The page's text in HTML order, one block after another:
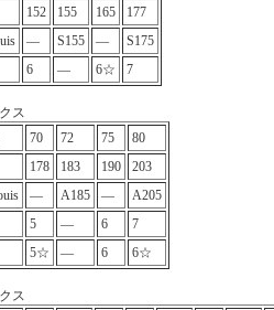
152 155 165
177
― S155 ―
S175
6 ― 6☆ 7
ス
70 72 75
80
178 183 190
203
― A185 ―
A205
5 ― 6
7
5☆ ― 6 6☆
ス